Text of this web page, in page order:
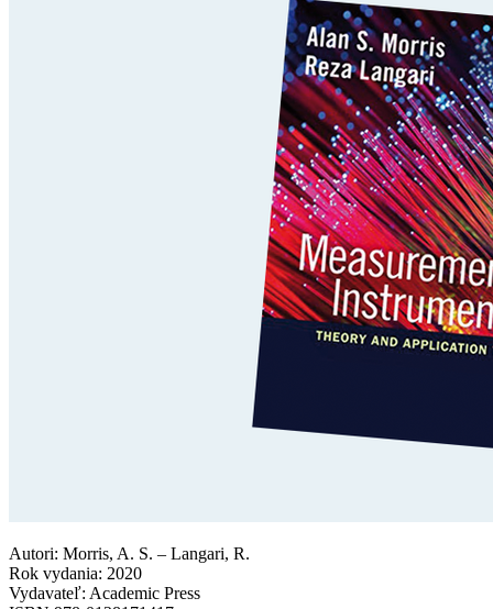
Autori: Morris, A. S. – Langari, R.
Rok vydania: 2020
Vydavateľ: Academic Press